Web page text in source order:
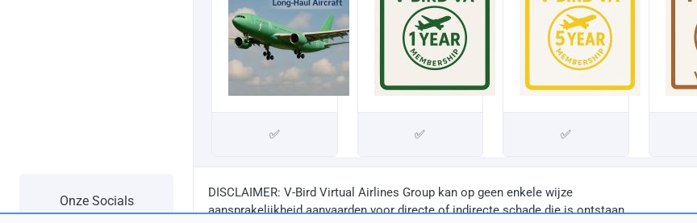
Onze Socials
✅ ✅ ✅
DISCLAIMER: V-Bird Virtual Airlines Group kan op geen enkele wijze
aansprakelijkheid aanvaarden voor directe of indirecte schade die is ontstaan